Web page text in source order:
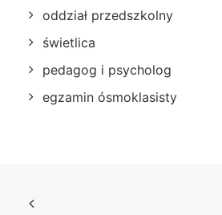
oddział przedszkolny
świetlica
pedagog i psycholog
egzamin ósmoklasisty